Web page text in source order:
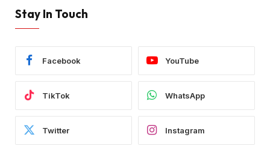
Stay In Touch
Facebook YouTube
TikTok WhatsApp
Twitter Instagram